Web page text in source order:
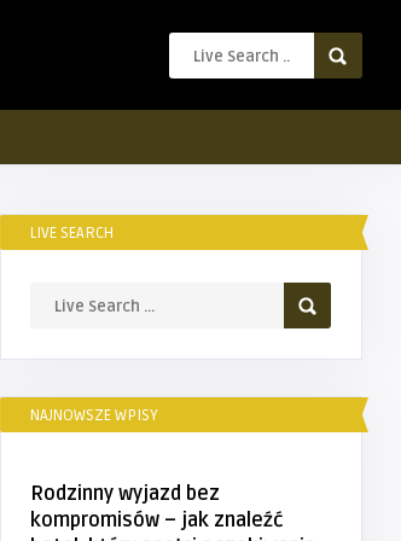
LIVE SEARCH
NAJNOWSZE WPISY
Rodzinny wyjazd bez
kompromisów – jak znaleźć